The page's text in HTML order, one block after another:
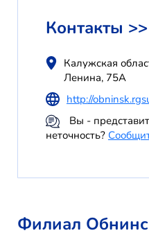
Контакты >>
Калужская
Ленина, 75А
http://
Вы -
неточность?
Филиал